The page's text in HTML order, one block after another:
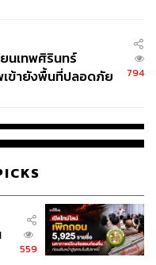
แบรนด์
ยนเทพศิรินทร์
ข้ายังพื้นที่ปลอดภัย
794
559